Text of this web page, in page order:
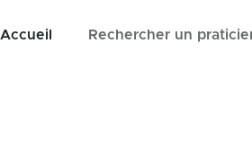
Accueil Rechercher un